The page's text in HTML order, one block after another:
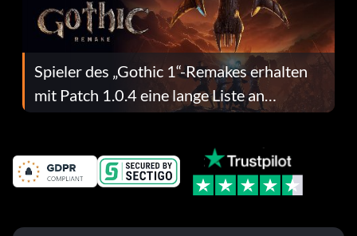
Spieler des „Gothic 1“-Remakes erhalten
mit Patch 1.0.4 eine lange Liste an
Fehlerbehebungen